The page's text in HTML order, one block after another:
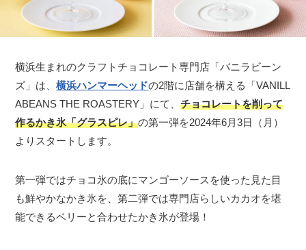
横浜生まれのクラフトチョコレート専門店「バニラビーン
ズ」は、横浜ハンマーヘッドの2階に店舗を構える「VANILL
ABEANS THE ROASTERY」にて、チョコレートを削って
作るかき氷「グラスピレ」の第一弾を2024年6月3日（月）
よりスタートします。
第一弾ではチョコ氷の底にマンゴーソースを使った見た目
も鮮やかなかき氷を、第二弾では専門店らしいカカオを堪
能できるベリーと合わせたかき氷が登場！